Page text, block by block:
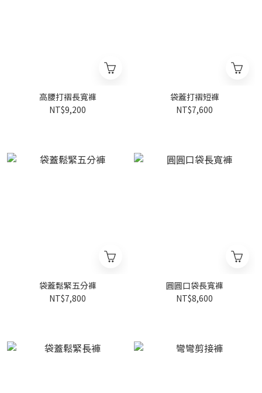
高腰打褶長寬褲
NT$9,200
袋蓋打褶短褲
NT$7,600
袋蓋鬆緊五分褲
NT$7,800
圓圓口袋長寬褲
NT$8,600